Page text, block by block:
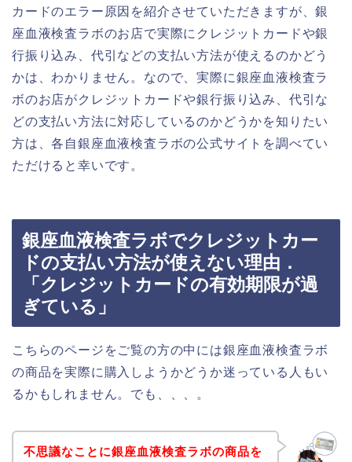
カードのエラー原因を紹介させていただきますが、銀
座血液検査ラボのお店で実際にクレジットカードや銀
行振り込み、代引などの支払い方法が使えるのかどう
かは、わかりません。なので、実際に銀座血液検査ラ
ボのお店がクレジットカードや銀行振り込み、代引な
どの支払い方法に対応しているのかどうかを知りたい
方は、各自銀座血液検査ラボの公式サイトを調べてい
ただけると幸いです。
銀座血液検査ラボでクレジットカー
ドの支払い方法が使えない理由．
「クレジットカードの有効期限が過
ぎている」
こちらのページをご覧の方の中には銀座血液検査ラボ
の商品を実際に購入しようかどうか迷っている人もい
るかもしれません。でも、、、。
不思議なことに銀座血液検査ラボの商品を